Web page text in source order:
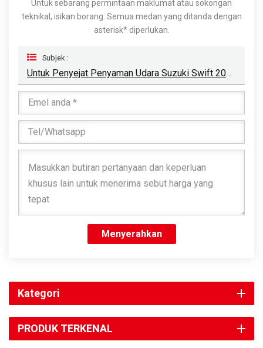
Untuk sebarang permintaan maklumat atau sokongan
teknikal, isikan borang. Semua medan yang ditanda dengan
asterisk* diperlukan.
Subjek :
Untuk Penyejat Penyaman Udara Suzuki Swift 2010
Menyerahkan
Kategori
PRODUK TERKENAL